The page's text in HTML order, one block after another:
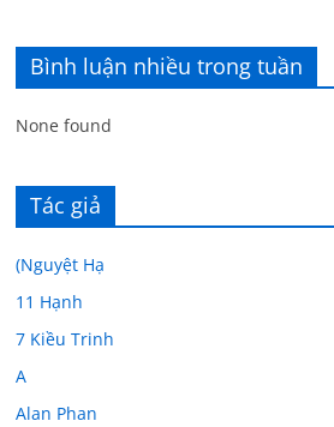
Bình luận nhiều trong tuần
None found
Tác giả
(Nguyệt Hạ
11 Hạnh
7 Kiều Trinh
A
Alan Phan